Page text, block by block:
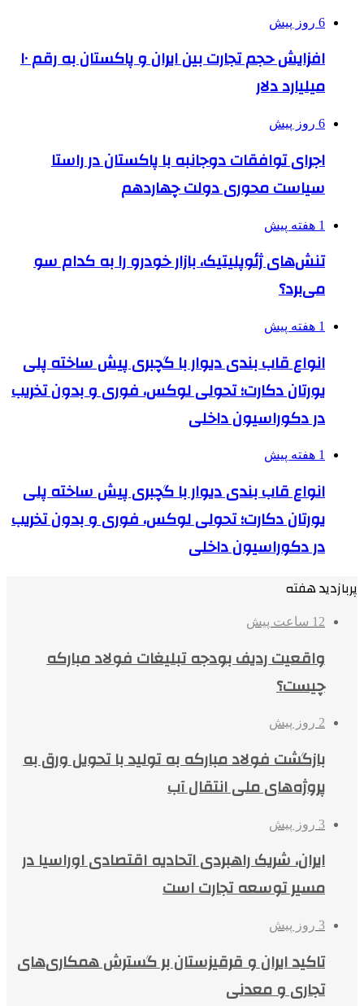
6 روز پیش
افزایش حجم تجارت بین ایران و پاکستان به رقم ۱۰
میلیارد دلار
6 روز پیش
اجرای توافقات دوجانبه با پاکستان در راستا
سیاست محوری دولت چهاردهم
1 هفته پیش
تنش‌های ژئوپلیتیک، بازار خودرو را به کدام سو
می‌برد؟
1 هفته پیش
انواع قاب بندی دیوار با گچبری پیش ساخته پلی
یورتان دکارت؛ تحولی لوکس، فوری و بدون تخریب
در دکوراسیون داخلی
1 هفته پیش
انواع قاب بندی دیوار با گچبری پیش ساخته پلی
یورتان دکارت؛ تحولی لوکس، فوری و بدون تخریب
در دکوراسیون داخلی
پربازدید هفته
12 ساعت پیش
واقعیت ردیف بودجه تبلیغات فولاد مبارکه
چیست؟
2 روز پیش
بازگشت فولاد مبارکه به تولید با تحویل ورق به
پروژه‌های ملی انتقال آب
3 روز پیش
ایران، شریک راهبردی اتحادیه اقتصادی اوراسیا در
مسیر توسعه تجارت است
3 روز پیش
تاکید ایران و قرقیزستان بر گسترش همکاری‌های
تجاری و معدنی